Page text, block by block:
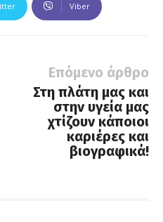
Viber
Επόμενο άρθρο
Στη πλάτη μας και
στην υγεία μας
χτίζουν κάποιοι
καριέρες και
βιογραφικά!